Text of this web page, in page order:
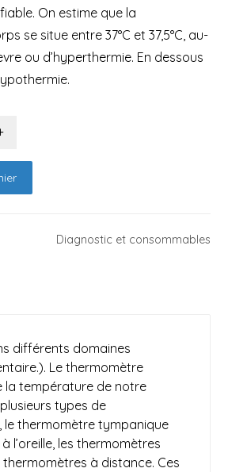
On estime que la
se situe entre 37°C et 37,5°C, au-
ou d’hyperthermie. En dessous
Diagnostic et consommables
différents domaines
Le thermomètre
la température de notre
types de
le thermomètre tympanique
l’oreille, les thermomètres
à distance. Ces